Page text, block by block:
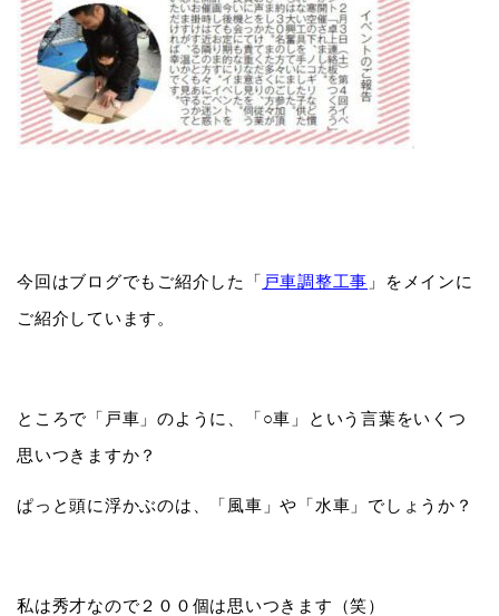
今回はブログでもご紹介した「 戸車調整工事 」をメインに
ご紹介しています。
ところで「戸車」のように、「○車」という言葉をいくつ
思いつきますか？
ぱっと頭に浮かぶのは、「風車」や「水車」でしょうか？
私は秀才なので２００個は思いつきます（笑）